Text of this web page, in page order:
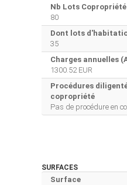
Nb Lots Copropriété
80
Dont lots
35
Charges annuelles
1300.52 EUR
Procédures
copropriété
Pas de procédure en
SURFACES
Surface